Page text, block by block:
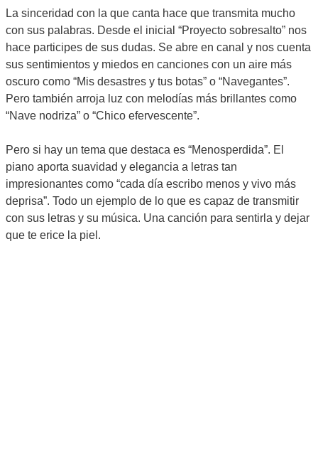
La sinceridad con la que canta hace que transmita mucho
con sus palabras. Desde el inicial “Proyecto sobresalto” nos
hace participes de sus dudas. Se abre en canal y nos cuenta
sus sentimientos y miedos en canciones con un aire más
oscuro como “Mis desastres y tus botas” o “Navegantes”.
Pero también arroja luz con melodías más brillantes como
“Nave nodriza” o “Chico efervescente”.
Pero si hay un tema que destaca es “Menosperdida”. El
piano aporta suavidad y elegancia a letras tan
impresionantes como “cada día escribo menos y vivo más
deprisa”. Todo un ejemplo de lo que es capaz de transmitir
con sus letras y su música. Una canción para sentirla y dejar
que te erice la piel.